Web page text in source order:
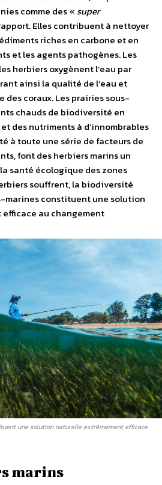
comme des « super
Elles contribuent à nettoyer
riches en carbone et en
et les agents pathogènes. Les
herbiers oxygènent l’eau par
ainsi la qualité de l’eau et
des coraux. Les prairies sous-
chauds de biodiversité en
des nutriments à d’innombrables
à toute une série de facteurs de
font des herbiers marins un
santé écologique des zones
souffrent, la biodiversité
marines constituent une solution
au changement
une solution naturelle extrêmement efficace
marins